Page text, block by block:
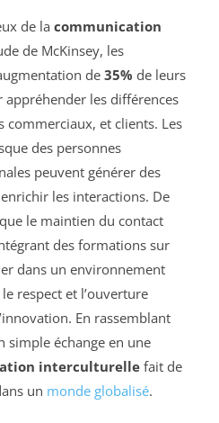
de la communication
de McKinsey, les
de 35% de leurs
appréhender les différences
commerciaux, et clients. Les
des personnes
peuvent générer des
les interactions. De
le maintien du contact
des formations sur
dans un environnement
respect et l’ouverture
En rassemblant
simple échange en une
interculturelle fait de
un monde globalisé.